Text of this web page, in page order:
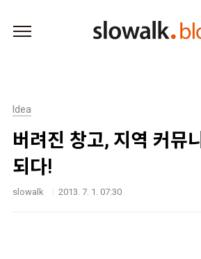
Idea
버려진 창고, 지역 커뮤
되다!
slowalk 2013. 7. 1. 07:30